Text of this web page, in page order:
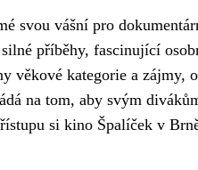
svou vášní pro
příběhy, fascinující
věkové kategorie a
na tom, aby svým
si kino Špalíček v